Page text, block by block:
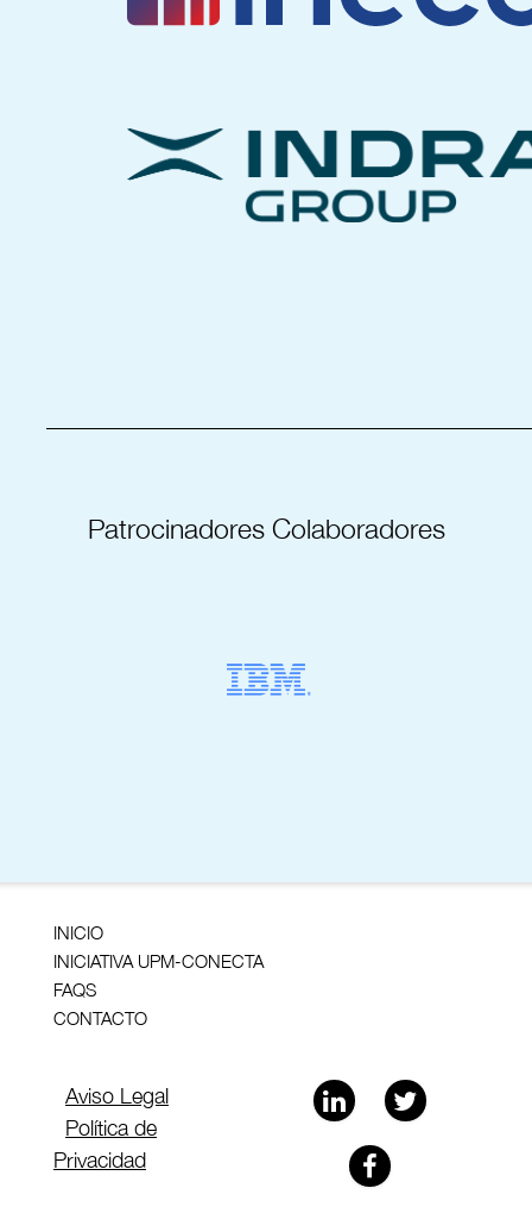
Patrocinadores Colaboradores
INICIO
INICIATIVA UPM-CONECTA
FAQS
CONTACTO
Aviso Legal
Política de
Privacidad